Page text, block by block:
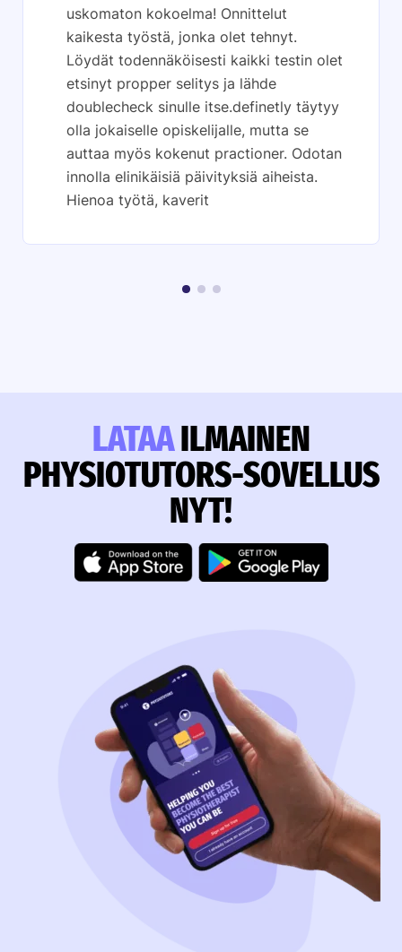
uskomaton kokoelma! Onnittelut
kaikesta työstä, jonka olet tehnyt.
Löydät todennäköisesti kaikki testin olet
etsinyt propper selitys ja lähde
doublecheck sinulle itse.definetly täytyy
olla jokaiselle opiskelijalle, mutta se
auttaa myös kokenut practioner. Odotan
innolla elinikäisiä päivityksiä aiheista.
Hienoa työtä, kaverit
LATAAILMAINEN
PHYSIOTUTORS-SOVELLUS
NYT!